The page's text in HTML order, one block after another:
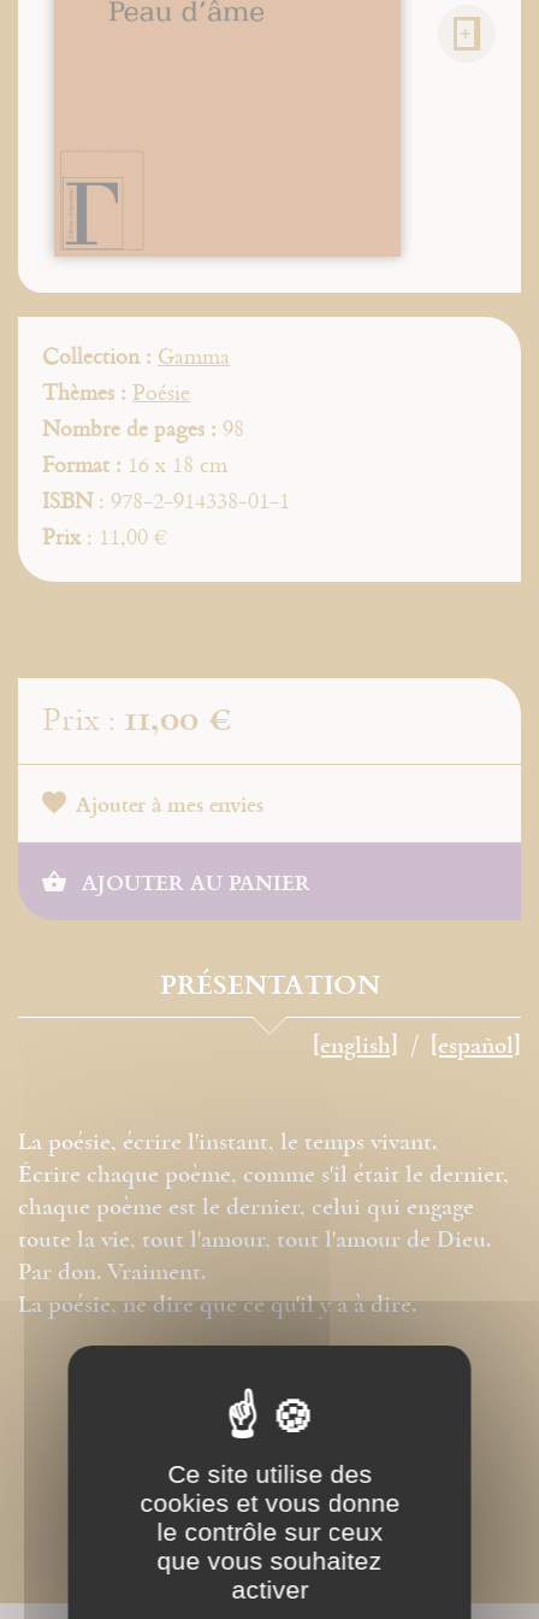
Collection : Gamma
Thèmes : Poésie
Nombre de pages : 98
Format : 16 x 18 cm
ISBN: 978-2-914338-01-1
Prix: 11,00 €
Prix : 11,00 €
Ajouter à mes envies
AJOUTER AU PANIER
PRÉSENTATION
[english] [español]
La poésie, écrire l'instant, le temps vivant.
Écrire chaque poème, comme s'il était le dernier,
chaque poème est le dernier, celui qui engage
toute la vie, tout l'amour, tout l'amour de Dieu.
Par don. Vraiment.
La poésie, ne dire que ce qu'il y a à dire.
Ce site utilise des
cookies et vous donne
le contrôle sur ceux
que vous souhaitez
activer